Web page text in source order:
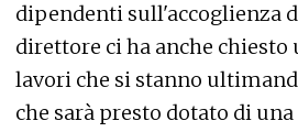
dipendenti sull'accoglienza
direttore ci ha anche
lavori che si stanno
che sarà presto dotato di